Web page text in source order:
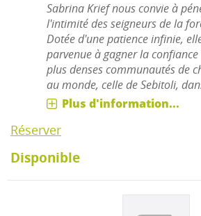
Sabrina Krief nous convie à
l'intimité des seigneurs de la
Dotée d'une patience infinie,
parvenue à gagner la
plus denses communautés de
au monde, celle de Sebitoli,
Plus d'information...
Réserver
Disponible